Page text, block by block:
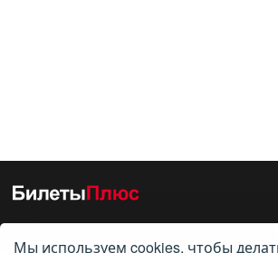
Мы используем cookies, чтобы